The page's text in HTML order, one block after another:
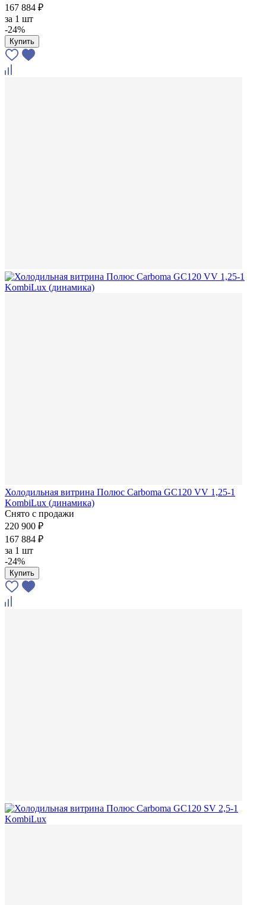
167 884 ₽
за 1 шт
-24%
Купить
Холодильная витрина Полюс Carboma GC120 VV 1,25-1
KombiLux (динамика)
Снято с продажи
220 900 ₽
167 884 ₽
за 1 шт
-24%
Купить